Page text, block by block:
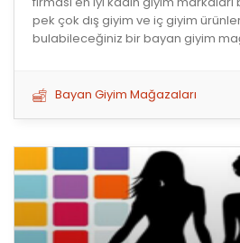
pek çok dış giyim ve iç giyim
bulabileceğiniz bir bayan giyim
Bayan Giyim Mağazaları